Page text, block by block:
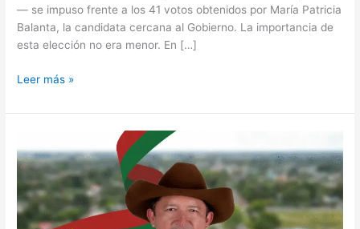
— se impuso frente a los 41 votos obtenidos por María Patricia
Balanta, la candidata cercana al Gobierno. La importancia de
esta elección no era menor. En […]
Leer más »
de
Casanare
fija
audiencia
pública